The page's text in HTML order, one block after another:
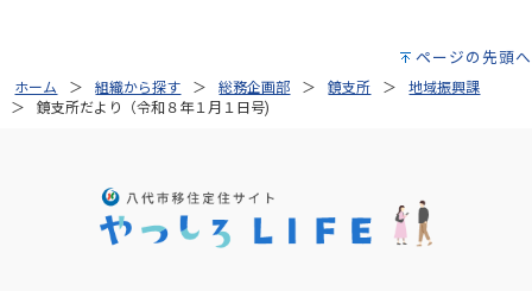
ページの先頭へ
ホーム 組織から探す 総務企画部 鏡支所
地域振興課
鏡支所だより（令和８年１月１日号)